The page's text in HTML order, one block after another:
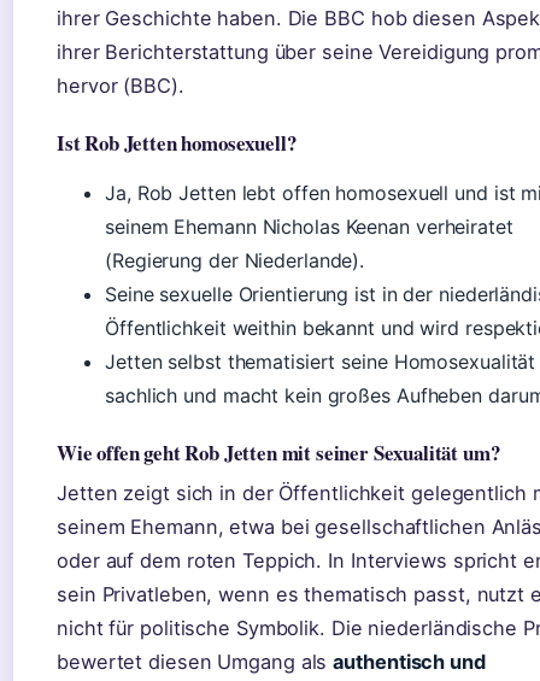
ihrer Geschichte haben. Die BBC hob diesen
ihrer Berichterstattung über seine Vereidigung
hervor (BBC).
Ist Rob Jetten homosexuell?
Ja, Rob Jetten lebt offen homosexuell und ist
seinem Ehemann Nicholas Keenan verheiratet
(Regierung der Niederlande).
Seine sexuelle Orientierung ist in der
Öffentlichkeit weithin bekannt und wird
Jetten selbst thematisiert seine Homosexualität
sachlich und macht kein großes Aufheben
Wie offen geht Rob Jetten mit seiner Sexualität um?
Jetten zeigt sich in der Öffentlichkeit gelegentlich
seinem Ehemann, etwa bei gesellschaftlichen
oder auf dem roten Teppich. In Interviews spricht
sein Privatleben, wenn es thematisch passt, nutzt
nicht für politische Symbolik. Die niederländische
bewertet diesen Umgang alsauthentisch und